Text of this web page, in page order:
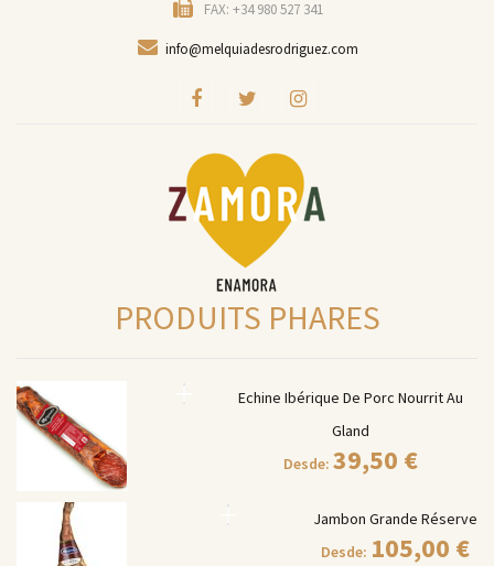
FAX: +34 980 527 341
info@melquiadesrodriguez.com
PRODUITS PHARES
Echine Ibérique De Porc Nourrit Au
Gland
Desde:39,50 €
Jambon Grande Réserve
Desde: 105,00 €